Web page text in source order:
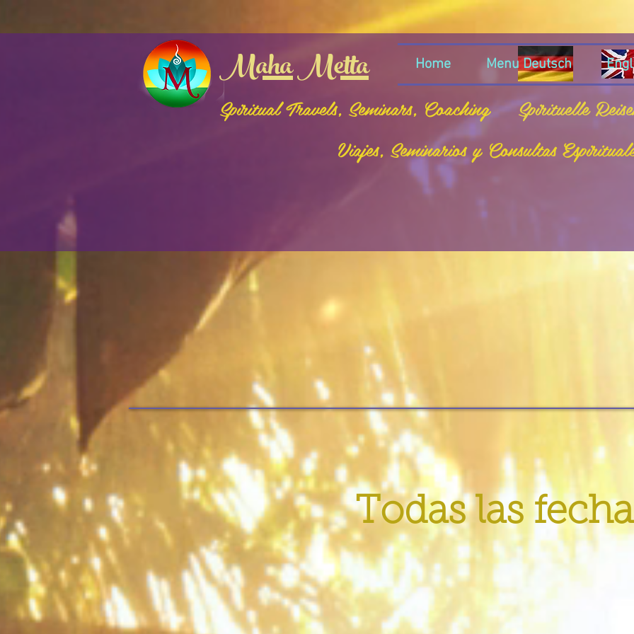
Spiritual Travels, Seminars, Coaching
Spirituelle
Viajes, Seminarios y Consultas
Maha Metta Home Menu Deutsch
Todas las